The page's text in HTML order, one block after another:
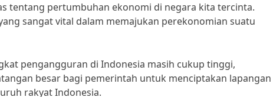
tentang pertumbuhan ekonomi di negara kita tercinta.
sangat vital dalam memajukan perekonomian suatu
pengangguran di Indonesia masih cukup tinggi,
besar bagi pemerintah untuk menciptakan lapangan
rakyat Indonesia.